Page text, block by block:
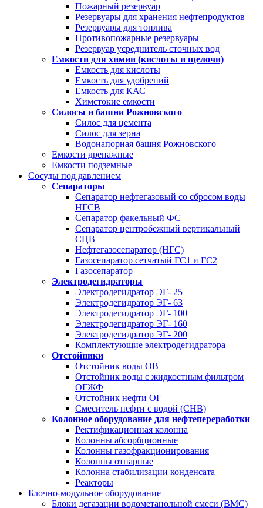
Пожарный резервуар
Резервуары для хранения нефтепродуктов
Резервуары для топлива
Противопожарные резервуары
Резервуар усреднитель сточных вод
Емкости для химии (кислоты и щелочи)
Емкость для кислоты
Емкость для удобрений
Емкость для КАС
Химстокие емкости
Силосы и башни Рожновского
Силос для цемента
Силос для зерна
Водонапорная башня Рожновского
Емкости дренажные
Емкости подземные
Сосуды под давлением
Сепараторы
Сепаратор нефтегазовый со сбросом воды
НГСВ
Сепаратор факельный ФС
Сепаратор центробежный вертикальный
СЦВ
Нефтегазосепаратор (НГС)
Газосепаратор сетчатый ГС1 и ГС2
Газосепаратор
Электродегидраторы
Электродегидратор ЭГ- 25
Электродегидратор ЭГ- 63
Электродегидратор ЭГ- 100
Электродегидратор ЭГ- 160
Электродегидратор ЭГ- 200
Комплектующие электродегидратора
Отстойники
Отстойник воды ОВ
Отстойник воды с жидкостным фильтром
ОГЖФ
Отстойник нефти ОГ
Смеситель нефти с водой (СНВ)
Колонное оборудование для нефтепереработки
Ректификационная колонна
Колонны абсорбционные
Колонны газофракционирования
Колонны отпарные
Колонна стабилизации конденсата
Реакторы
Блочно-модульное оборудование
Блоки дегазации водометанольной смеси (BMC)